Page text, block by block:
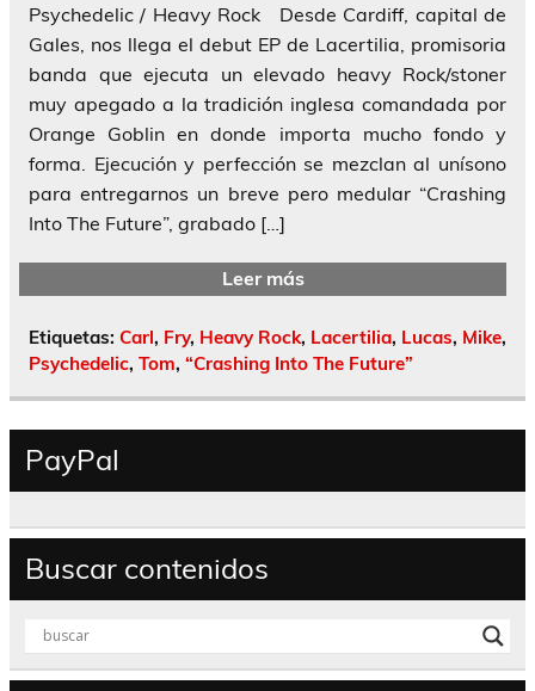
Psychedelic / Heavy Rock Desde Cardiff, capital de
Gales, nos llega el debut EP de Lacertilia, promisoria
banda que ejecuta un elevado heavy Rock/stoner
muy apegado a la tradición inglesa comandada por
Orange Goblin en donde importa mucho fondo y
forma. Ejecución y perfección se mezclan al unísono
para entregarnos un breve pero medular “Crashing
Into The Future”, grabado […]
Leer más
Etiquetas: Carl, Fry, Heavy Rock, Lacertilia, Lucas, Mike,
Psychedelic, Tom, “Crashing Into The Future”
PayPal
Buscar contenidos